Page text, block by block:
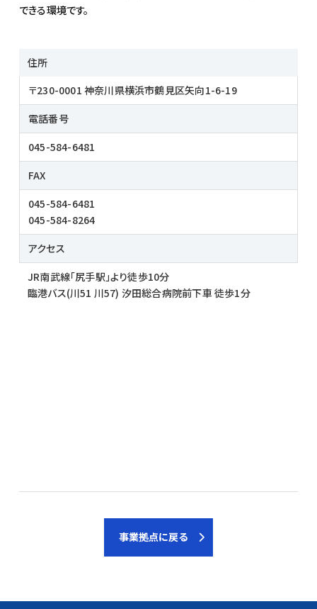
できる環境です。
住所
〒230-0001 神奈川県横浜市鶴見区矢向1-6-19
電話番号
045-584-6481
FAX
045-584-6481
045-584-8264
アクセス
JR南武線「尻手駅」より徒歩10分
臨港バス(川51 川57) 汐田総合病院前下車 徒歩1分
事業拠点に戻る